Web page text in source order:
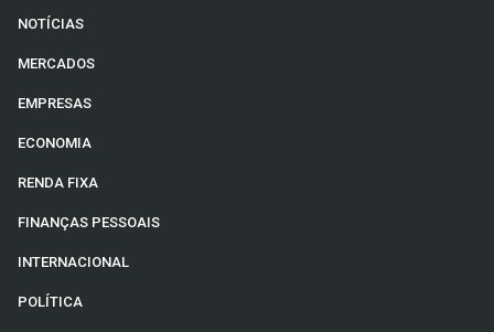
NOTÍCIAS
MERCADOS
EMPRESAS
ECONOMIA
RENDA FIXA
FINANÇAS PESSOAIS
INTERNACIONAL
POLÍTICA